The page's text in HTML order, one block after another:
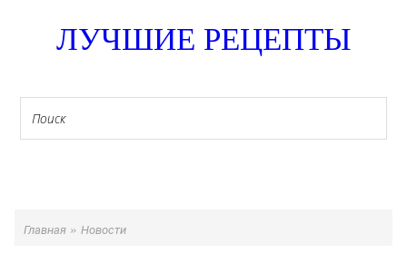
ЛУЧШИЕ РЕЦЕПТЫ
Главная » Новости